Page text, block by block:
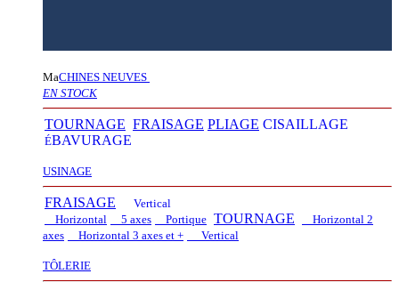
MaCHINES NEUVES
EN STOCK
TOURNAGE FRAISAGE PLIAGE CISAILLAGE
ÉBAVURAGE
USINAGE
FRAISAGE
Vertical
Horizontal
5 axes Portique TOURNAGE
Horizontal 2
axes
Horizontal 3 axes et + Vertical​
TÔLERIE